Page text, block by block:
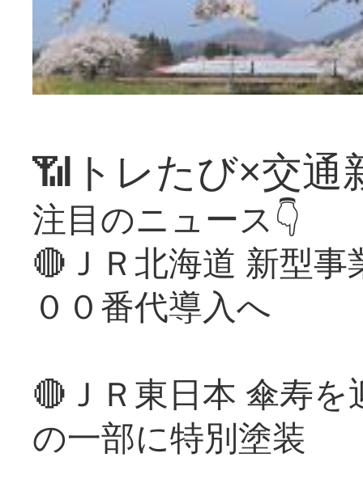
📶トレたび×交通
注目のニュース👇
🔴ＪＲ北海道 新型
００番代導入へ
🔴ＪＲ東日本 傘寿
の一部に特別塗装